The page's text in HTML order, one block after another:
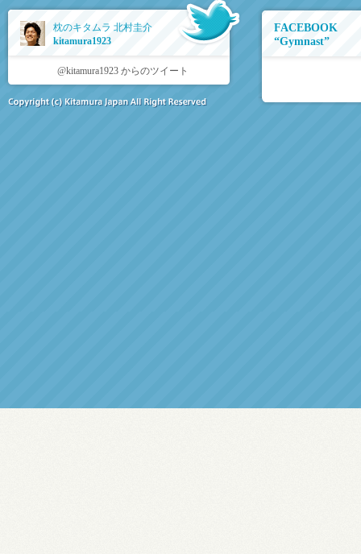
枕のキタムラ 北村圭介
kitamura1923
@kitamura1923 からのツイート
FACEBOOK
“Gymnast”